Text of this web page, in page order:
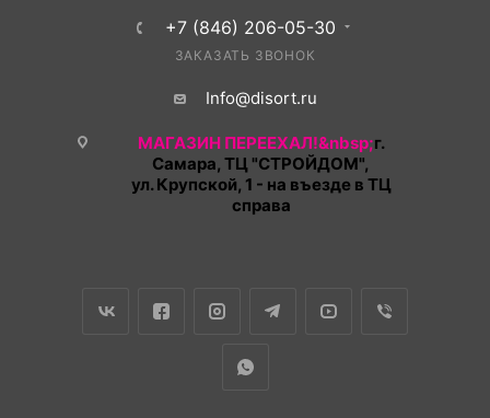
+7 (846) 206-05-30
ЗАКАЗАТЬ ЗВОНОК
Info@disort.ru
МАГАЗИН ПЕРЕЕХАЛ!&nbsp;г.
Самара, ТЦ "СТРОЙДОМ",
ул. Крупской, 1 - на въезде в ТЦ
справа